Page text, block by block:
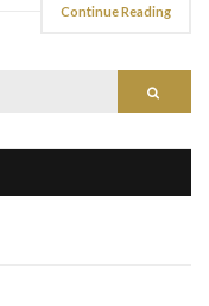
Continue Reading